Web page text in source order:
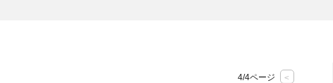
4/4ページ <